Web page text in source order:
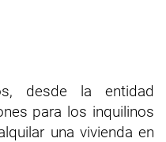
desde la entidad
para los inquilinos
una vivienda en